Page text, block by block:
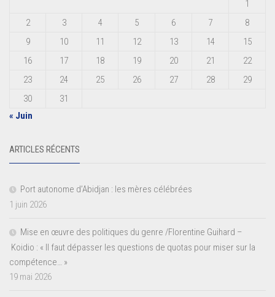
1
2
3 4 5 6 7
8
9
10 11 12 13 14
15
16
17 18 19 20 21
22
23
24 25 26 27 28
29
30
31
« Juin
ARTICLES RÉCENTS
Port autonome d’Abidjan : les mères célébrées
1 juin 2026
Mise en œuvre des politiques du genre /Florentine Guihard –
Koidio : « Il faut dépasser les questions de quotas pour miser sur la
compétence… »
19 mai 2026